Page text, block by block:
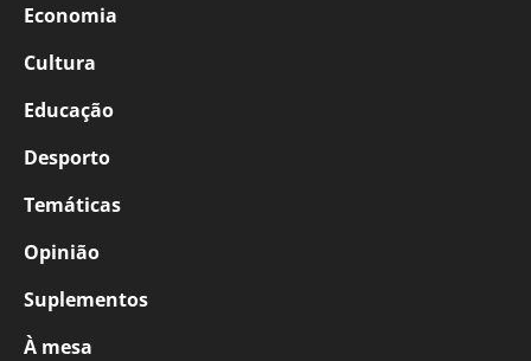
Economia
Cultura
Educação
Desporto
Temáticas
Opinião
Suplementos
À mesa